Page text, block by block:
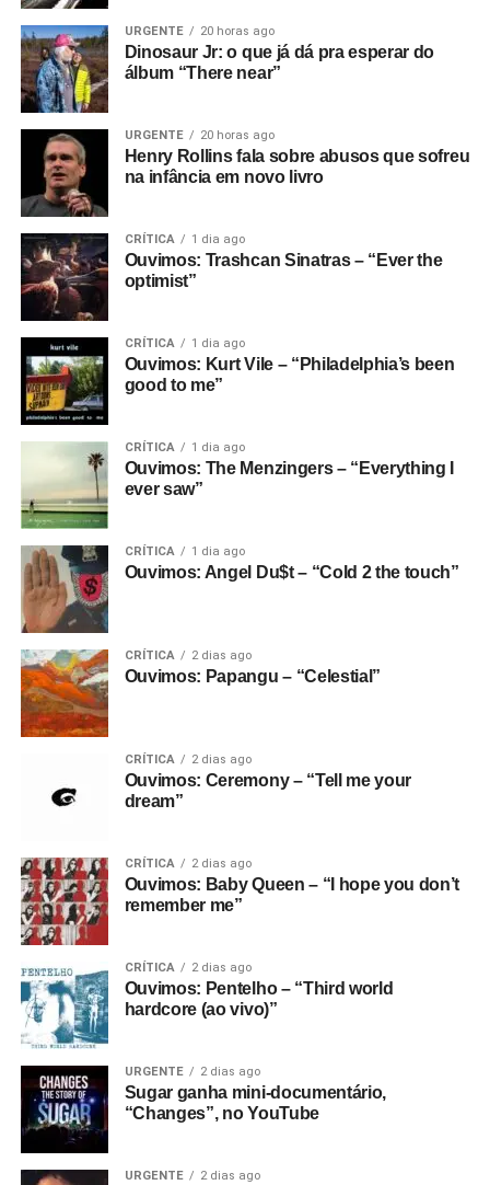
URGENTE 20 horas ago
Dinosaur Jr: o que já dá pra esperar do
álbum “There near”
URGENTE 20 horas ago
Henry Rollins fala sobre abusos que sofreu
na infância em novo livro
CRÍTICA 1 dia ago
Ouvimos: Trashcan Sinatras – “Ever the
optimist”
CRÍTICA 1 dia ago
Ouvimos: Kurt Vile – “Philadelphia’s been
good to me”
CRÍTICA 1 dia ago
Ouvimos: The Menzingers – “Everything I
ever saw”
CRÍTICA 1 dia ago
Ouvimos: Angel Du$t – “Cold 2 the touch”
CRÍTICA 2 dias ago
Ouvimos: Papangu – “Celestial”
CRÍTICA 2 dias ago
Ouvimos: Ceremony – “Tell me your
dream”
CRÍTICA 2 dias ago
Ouvimos: Baby Queen – “I hope you don’t
remember me”
CRÍTICA 2 dias ago
Ouvimos: Pentelho – “Third world
hardcore (ao vivo)”
URGENTE 2 dias ago
Sugar ganha mini-documentário,
“Changes”, no YouTube
URGENTE 2 dias ago